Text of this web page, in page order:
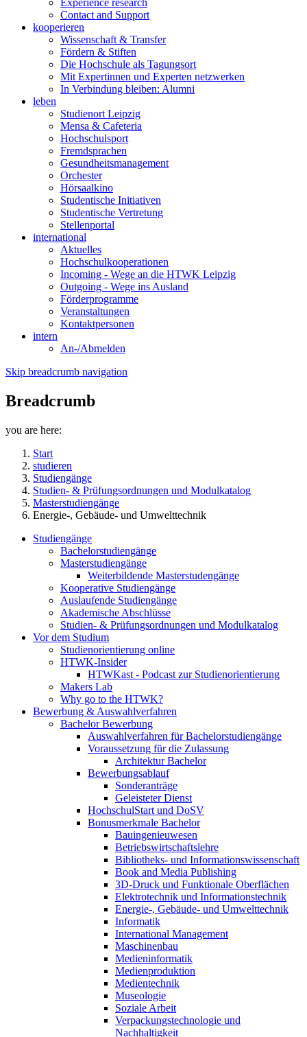
Experience research
Contact and Support
kooperieren
Wissenschaft & Transfer
Fördern & Stiften
Die Hochschule als Tagungsort
Mit Expertinnen und Experten netzwerken
In Verbindung bleiben: Alumni
leben
Studienort Leipzig
Mensa & Cafeteria
Hochschulsport
Fremdsprachen
Gesundheitsmanagement
Orchester
Hörsaalkino
Studentische Initiativen
Studentische Vertretung
Stellenportal
international
Aktuelles
Hochschulkooperationen
Incoming - Wege an die HTWK Leipzig
Outgoing - Wege ins Ausland
Förderprogramme
Veranstaltungen
Kontaktpersonen
intern
An-/Abmelden
Skip breadcrumb navigation
Breadcrumb
you are here:
Start
studieren
Studiengänge
Studien- & Prüfungsordnungen und Modulkatalog
Masterstudiengänge
Energie-, Gebäude- und Umwelttechnik
Studiengänge
Bachelorstudiengänge
Masterstudiengänge
Weiterbildende Masterstudengänge
Kooperative Studiengänge
Auslaufende Studiengänge
Akademische Abschlüsse
Studien- & Prüfungsordnungen und Modulkatalog
Vor dem Studium
Studienorientierung online
HTWK-Insider
HTWKast - Podcast zur Studienorientierung
Makers Lab
Why go to the HTWK?
Bewerbung & Auswahlverfahren
Bachelor Bewerbung
Auswahlverfahren für Bachelorstudiengänge
Voraussetzung für die Zulassung
Architektur Bachelor
Bewerbungsablauf
Sonderanträge
Geleisteter Dienst
HochschulStart und DoSV
Bonusmerkmale Bachelor
Bauingenieuwesen
Betriebswirtschaftslehre
Bibliotheks- und Informationswissenschaft
Book and Media Publishing
3D-Druck und Funktionale Oberflächen
Elektrotechnik und Informationstechnik
Energie-, Gebäude- und Umwelttechnik
Informatik
International Management
Maschinenbau
Medieninformatik
Medienproduktion
Medientechnik
Museologie
Soziale Arbeit
Verpackungstechnologie und
Nachhaltigkeit